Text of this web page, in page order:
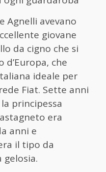
Agnelli avevano
giovane
da cigno che si
d’Europa, che
ideale per
Fiat. Sette anni
principessa
era
anni e
il tipo da
gelosia.